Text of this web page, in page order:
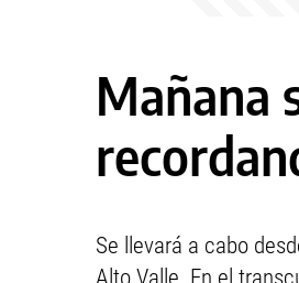
Mañana
Se llevará a cabo
Alto Valle. En el